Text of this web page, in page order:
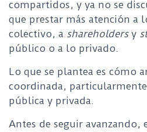
compartidos, y ya no se
que prestar más atención a
colectivo, a shareholders y
público o a lo privado.
Lo que se plantea es cómo
coordinada,
pública y privada.
Antes de seguir avanzando,